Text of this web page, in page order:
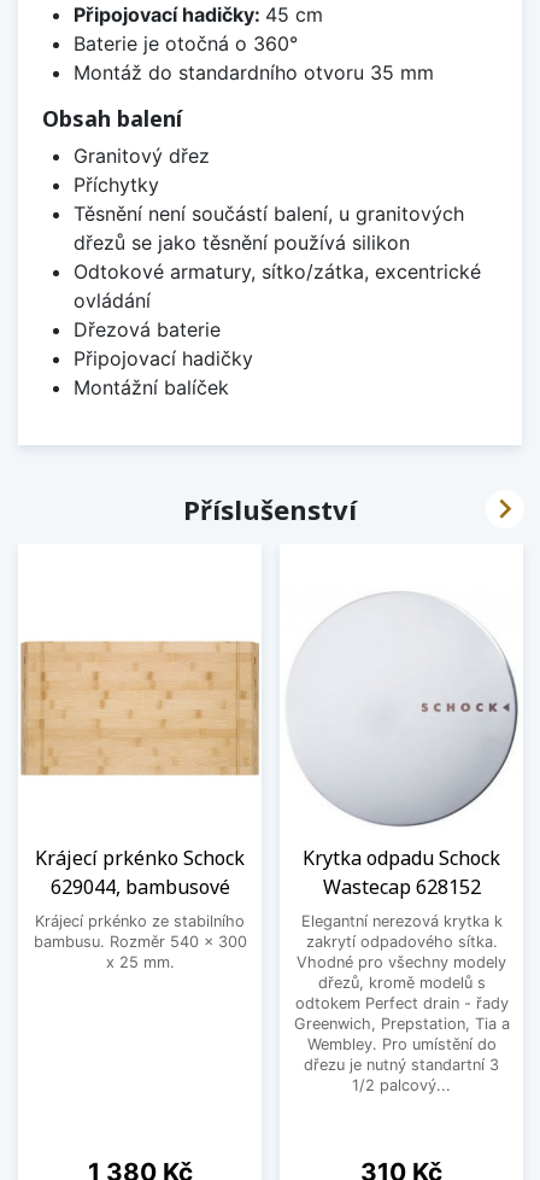
Připojovací hadičky: 45 cm
Baterie je otočná o 360°
Montáž do standardního otvoru 35 mm
Obsah balení
Granitový dřez
Příchytky
Těsnění není součástí balení, u granitových
dřezů se jako těsnění používá silikon
Odtokové armatury, sítko/zátka, excentrické
ovládání
Dřezová baterie
Připojovací hadičky
Montážní balíček
Příslušenství
Krájecí prkénko Schock
629044, bambusové
Krájecí prkénko ze stabilního
bambusu. Rozměr 540 x 300
x 25 mm.
Cena
1 380 Kč
Krytka odpadu Schock
Wastecap 628152
Elegantní nerezová krytka k
zakrytí odpadového sítka.
Vhodné pro všechny modely
dřezů, kromě modelů s
odtokem Perfect drain - řady
Greenwich, Prepstation, Tia a
Wembley. Pro umístění do
dřezu je nutný standartní 3
1/2 palcový...
Cena
310 Kč
